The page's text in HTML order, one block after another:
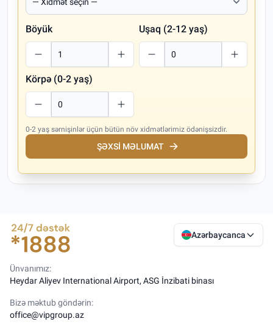
Böyük Uşaq (2-12 yaş)
Körpə (0-2 yaş)
0-2 yaş sərnişinlər üçün bütün növ xidmətlərimiz ödənişsizdir.
ŞƏXSI MƏLUMAT
Azərbaycanca
Ünvanımız:
Heydar Aliyev International Airport, ASG İnzibati binası
Bizə məktub göndərin:
office@vipgroup.az